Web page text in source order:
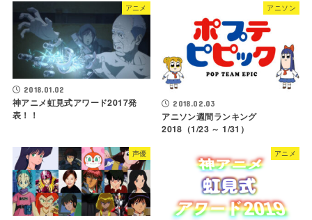
アニメ
2018.01.02
神アニメ虹見式アワード2017発
表！！
アニソン
2018.02.03
アニソン週間ランキング
2018（1/23 ～ 1/31）
声優 アニメ